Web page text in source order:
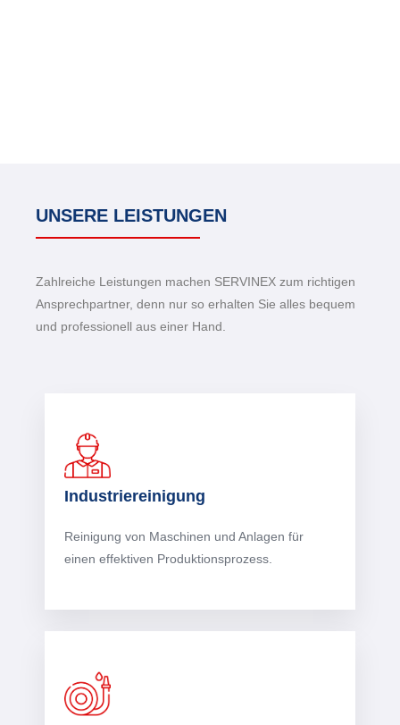
UNSERE LEISTUNGEN
Zahlreiche Leistungen machen SERVINEX zum richtigen
Ansprechpartner, denn nur so erhalten Sie alles bequem
und professionell aus einer Hand.
Industriereinigung
Reinigung von Maschinen und Anlagen für
einen effektiven Produktionsprozess.